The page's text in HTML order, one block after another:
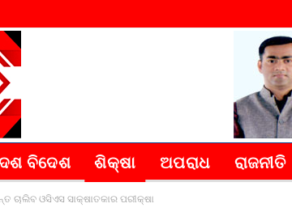
ବିଦେଶ ଶିକ୍ଷା ଅପରାଧ ରାଜନୀତି
ଚାଲିବ ଓସିଏସ ସାକ୍ଷାତକାର ପରୀକ୍ଷା